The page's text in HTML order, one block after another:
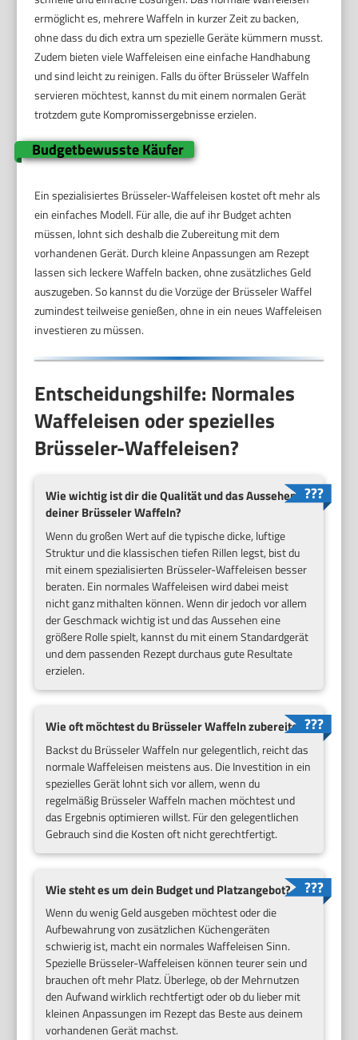
ermöglicht es, mehrere Waffeln in kurzer Zeit zu backen,
ohne dass du dich extra um spezielle Geräte kümmern musst.
Zudem bieten viele Waffeleisen eine einfache Handhabung
und sind leicht zu reinigen. Falls du öfter Brüsseler Waffeln
servieren möchtest, kannst du mit einem normalen Gerät
trotzdem gute Kompromissergebnisse erzielen.
Budgetbewusste Käufer
Ein spezialisiertes Brüsseler-Waffeleisen kostet oft mehr als
ein einfaches Modell. Für alle, die auf ihr Budget achten
müssen, lohnt sich deshalb die Zubereitung mit dem
vorhandenen Gerät. Durch kleine Anpassungen am Rezept
lassen sich leckere Waffeln backen, ohne zusätzliches Geld
auszugeben. So kannst du die Vorzüge der Brüsseler Waffel
zumindest teilweise genießen, ohne in ein neues Waffeleisen
investieren zu müssen.
Entscheidungshilfe: Normales
Waffeleisen oder spezielles
Brüsseler-Waffeleisen?
Wie wichtig ist dir die Qualität und das Aussehen
deiner Brüsseler Waffeln?
Wenn du großen Wert auf die typische dicke, luftige
Struktur und die klassischen tiefen Rillen legst, bist du
mit einem spezialisierten Brüsseler-Waffeleisen besser
beraten. Ein normales Waffeleisen wird dabei meist
nicht ganz mithalten können. Wenn dir jedoch vor allem
der Geschmack wichtig ist und das Aussehen eine
größere Rolle spielt, kannst du mit einem Standardgerät
und dem passenden Rezept durchaus gute Resultate
erzielen.
Wie oft möchtest du Brüsseler Waffeln zubereiten?
Backst du Brüsseler Waffeln nur gelegentlich, reicht das
normale Waffeleisen meistens aus. Die Investition in ein
spezielles Gerät lohnt sich vor allem, wenn du
regelmäßig Brüsseler Waffeln machen möchtest und
das Ergebnis optimieren willst. Für den gelegentlichen
Gebrauch sind die Kosten oft nicht gerechtfertigt.
Wie steht es um dein Budget und Platzangebot?
Wenn du wenig Geld ausgeben möchtest oder die
Aufbewahrung von zusätzlichen Küchengeräten
schwierig ist, macht ein normales Waffeleisen Sinn.
Spezielle Brüsseler-Waffeleisen können teurer sein und
brauchen oft mehr Platz. Überlege, ob der Mehrnutzen
den Aufwand wirklich rechtfertigt oder ob du lieber mit
kleinen Anpassungen im Rezept das Beste aus deinem
vorhandenen Gerät machst.